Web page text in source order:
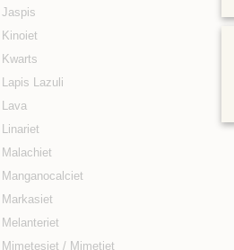
Jaspis
Kinoiet
Kwarts
Lapis Lazuli
Lava
Linariet
Malachiet
Manganocalciet
Markasiet
Melanteriet
Mimetesiet / Mimetiet